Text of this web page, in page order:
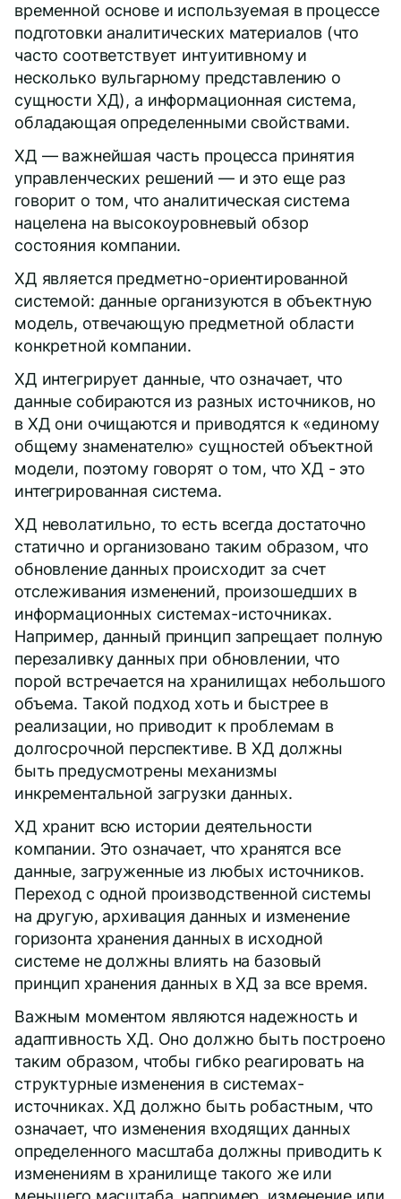
временной основе и используемая в процессе
подготовки аналитических материалов (что
часто соответствует интуитивному и
несколько вульгарному представлению о
сущности ХД), а информационная система,
обладающая определенными свойствами.
ХД — важнейшая часть процесса принятия
управленческих решений — и это еще раз
говорит о том, что аналитическая система
нацелена на высокоуровневый обзор
состояния компании.
ХД является предметно-ориентированной
системой: данные организуются в объектную
модель, отвечающую предметной области
конкретной компании.
ХД интегрирует данные, что означает, что
данные собираются из разных источников, но
в ХД они очищаются и приводятся к «единому
общему знаменателю» сущностей объектной
модели, поэтому говорят о том, что ХД - это
интегрированная система.
ХД неволатильно, то есть всегда достаточно
статично и организовано таким образом, что
обновление данных происходит за счет
отслеживания изменений, произошедших в
информационных системах-источниках.
Например, данный принцип запрещает полную
перезаливку данных при обновлении, что
порой встречается на хранилищах небольшого
объема. Такой подход хоть и быстрее в
реализации, но приводит к проблемам в
долгосрочной перспективе. В ХД должны
быть предусмотрены механизмы
инкрементальной загрузки данных.
ХД хранит всю истории деятельности
компании. Это означает, что хранятся все
данные, загруженные из любых источников.
Переход с одной производственной системы
на другую, архивация данных и изменение
горизонта хранения данных в исходной
системе не должны влиять на базовый
принцип хранения данных в ХД за все время.
Важным моментом являются надежность и
адаптивность ХД. Оно должно быть построено
таким образом, чтобы гибко реагировать на
структурные изменения в системах-
источниках. ХД должно быть робастным, что
означает, что изменения входящих данных
определенного масштаба должны приводить к
изменениям в хранилище такого же или